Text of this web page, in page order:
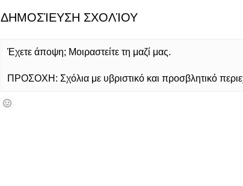
ΔΗΜΟΣΊΕΥΣΗ ΣΧΟΛΊΟΥ
Έχετε άποψη; Μοιραστείτε τη μαζί μας.
ΠΡΟΣΟΧΗ: Σχόλια με υβριστικό και προσβλητικό